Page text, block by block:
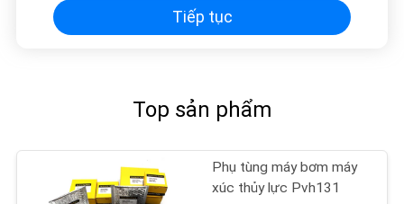
Tiếp tục
Top sản phẩm
Phụ tùng máy bơm máy
xúc thủy lực Pvh131